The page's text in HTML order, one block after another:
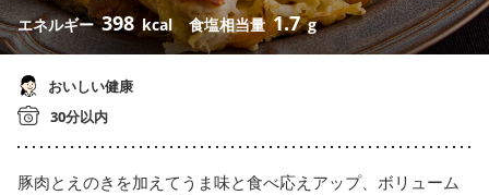
エネルギー398 kcal 食塩相当量1.7 g
おいしい健康
30分以内
豚肉とえのきを加えてうま味と食べ応えアップ、ボリューム